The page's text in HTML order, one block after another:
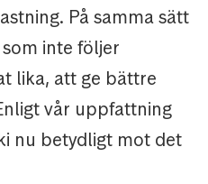
På samma sätt
inte följer
lika, att ge bättre
vår uppfattning
nu betydligt mot det